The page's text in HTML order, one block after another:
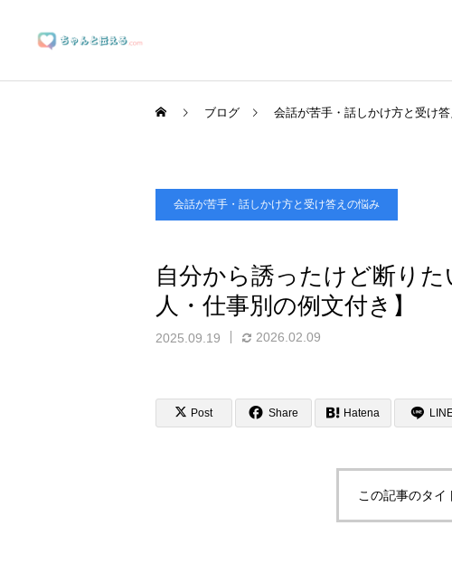
ブランディングサポート
マーケティングサポート
ブログ 会話が苦手・話しかけ方と受け
会話が苦手・話しかけ方と受け答えの悩み
自分から誘ったけど断り
人・仕事別の例文付き】
2025.09.19 2026.02.09
Post Share Hatena
この記事のタイ